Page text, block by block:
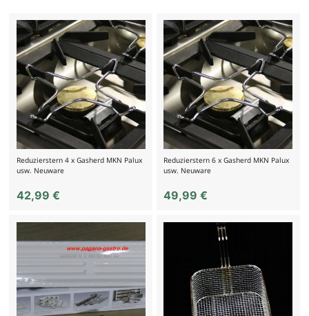
Reduzierstern 4 x Gasherd MKN Palux
usw. Neuware
42,99 €
Reduzierstern 6 x Gasherd MKN Palux
usw. Neuware
49,99€